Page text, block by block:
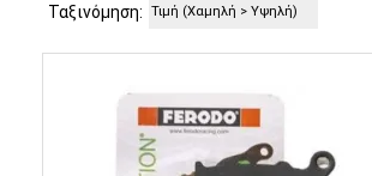
Ταξινόμηση: